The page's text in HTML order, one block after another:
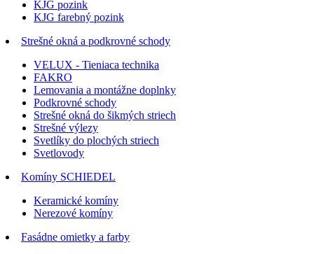
KJG pozink
KJG farebný pozink
Strešné okná a podkrovné schody
VELUX - Tieniaca technika
FAKRO
Lemovania a montážne doplnky
Podkrovné schody
Strešné okná do šikmých striech
Strešné výlezy
Svetlíky do plochých striech
Svetlovody
Komíny SCHIEDEL
Keramické komíny
Nerezové komíny
Fasádne omietky a farby